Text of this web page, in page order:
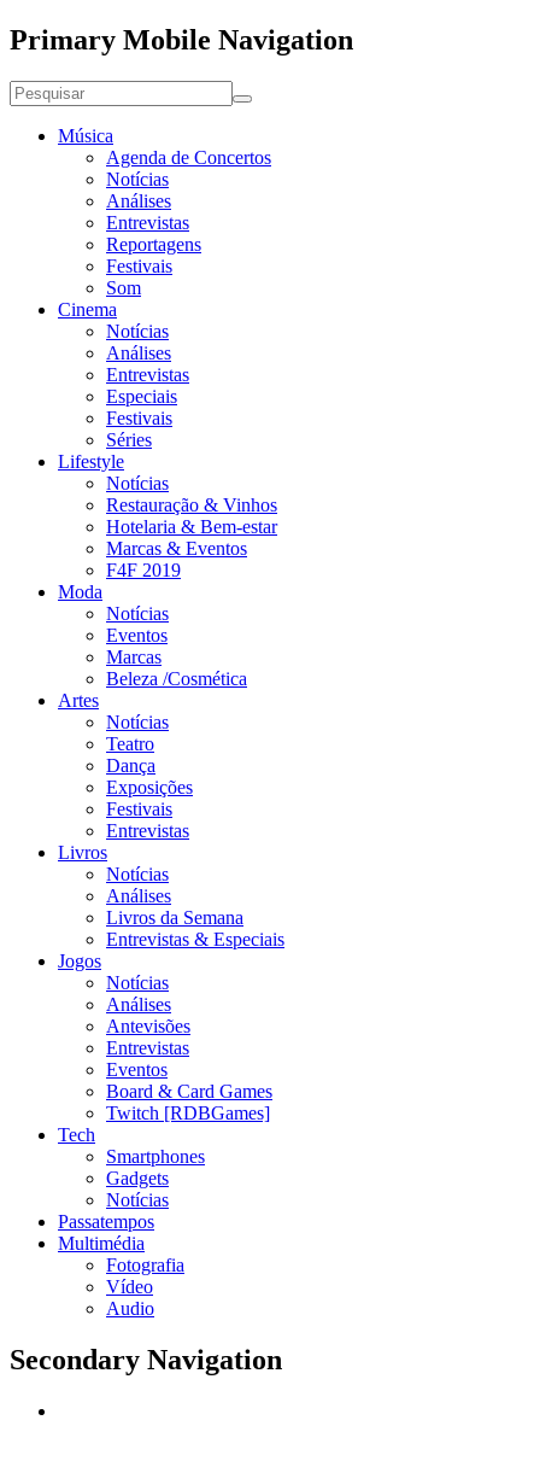
Primary Mobile Navigation
Música
Agenda de Concertos
Notícias
Análises
Entrevistas
Reportagens
Festivais
Som
Cinema
Notícias
Análises
Entrevistas
Especiais
Festivais
Séries
Lifestyle
Notícias
Restauração & Vinhos
Hotelaria & Bem-estar
Marcas & Eventos
F4F 2019
Moda
Notícias
Eventos
Marcas
Beleza /Cosmética
Artes
Notícias
Teatro
Dança
Exposições
Festivais
Entrevistas
Livros
Notícias
Análises
Livros da Semana
Entrevistas & Especiais
Jogos
Notícias
Análises
Antevisões
Entrevistas
Eventos
Board & Card Games
Twitch [RDBGames]
Tech
Smartphones
Gadgets
Notícias
Passatempos
Multimédia
Fotografia
Vídeo
Audio
Secondary Navigation